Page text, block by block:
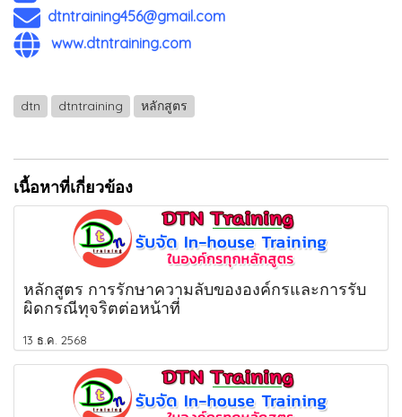
dtntraining456@gmail.com
www.dtntraining.com
dtn dtntraining หลักสูตร
เนื้อหาที่เกี่ยวข้อง
หลักสูตร การรักษาความลับขององค์กรและการรับ
ผิดกรณีทุจริตต่อหน้าที่
13 ธ.ค. 2568